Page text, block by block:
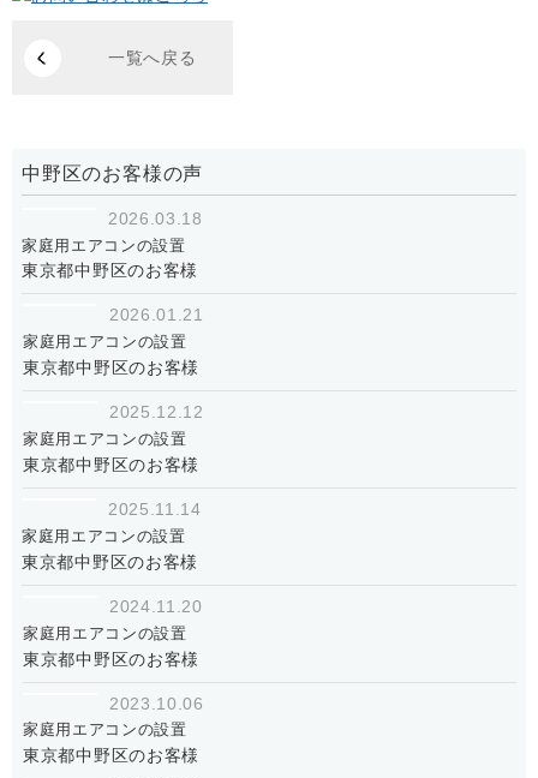
一覧へ戻る
中野区のお客様の声
2026.03.18
家庭用エアコンの設置
東京都中野区のお客様
2026.01.21
家庭用エアコンの設置
東京都中野区のお客様
2025.12.12
家庭用エアコンの設置
東京都中野区のお客様
2025.11.14
家庭用エアコンの設置
東京都中野区のお客様
2024.11.20
家庭用エアコンの設置
東京都中野区のお客様
2023.10.06
家庭用エアコンの設置
東京都中野区のお客様